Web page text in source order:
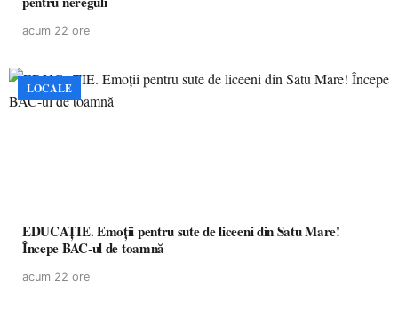
acum 22 ore
LOCALE
EDUCAȚIE. Emoții pentru sute de liceeni din Satu Mare!
Începe BAC-ul de toamnă
acum 22 ore